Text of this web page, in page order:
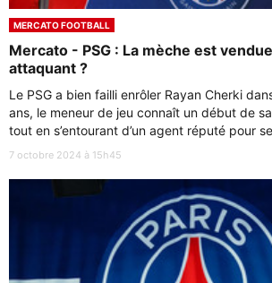
MERCATO FOOTBALL
Mercato - PSG : La mèche est
attaquant ?
Le PSG a bien failli enrôler Rayan Cherki
ans, le meneur de jeu connaît un début de
tout en s’entourant d’un agent réputé pour
7 octobre 2024 à 15h45